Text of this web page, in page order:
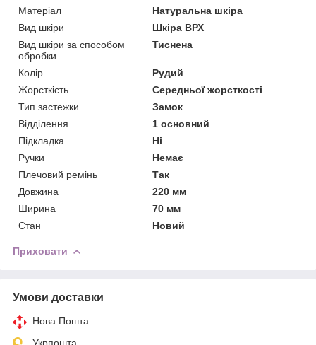
Матеріал
Натуральна шкіра
Вид шкіри
Шкіра ВРХ
Вид шкіри за способом
обробки
Тиснена
Колір
Рудий
Жорсткість
Середньої жорсткості
Тип застежки
Замок
Відділення
1 основний
Підкладка
Ні
Ручки
Немає
Плечовий ремінь
Так
Довжина
220 мм
Ширина
70 мм
Стан
Новий
Приховати
Умови доставки
Нова Пошта
Укрпошта